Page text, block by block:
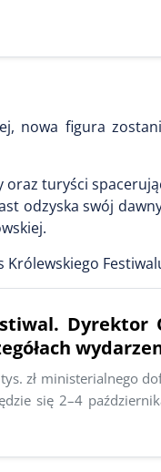
nowa figura
turyści
odzyska swój
Dyrektor
zł ministerialnego
się 2–4